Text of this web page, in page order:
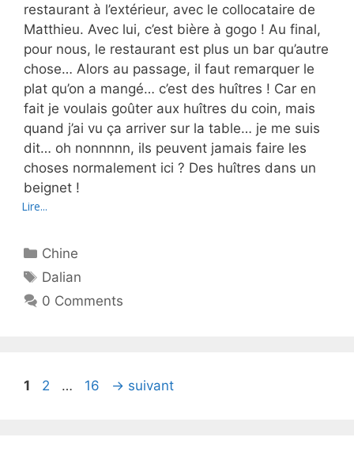
restaurant à l’extérieur, avec le collocataire de
Matthieu. Avec lui, c’est bière à gogo ! Au final,
pour nous, le restaurant est plus un bar qu’autre
chose… Alors au passage, il faut remarquer le
plat qu’on a mangé… c’est des huîtres ! Car en
fait je voulais goûter aux huîtres du coin, mais
quand j’ai vu ça arriver sur la table… je me suis
dit… oh nonnnnn, ils peuvent jamais faire les
choses normalement ici ? Des huîtres dans un
beignet !
Lire...
Catégories
Chine
Étiquettes
Dalian
0 Comments
Page
1 Page
2 … Page
16 → suivant